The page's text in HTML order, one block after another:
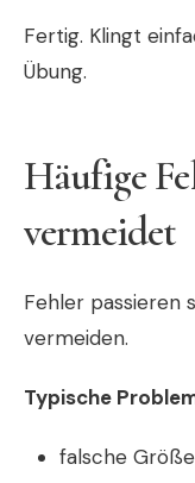
Fertig. Klingt
Übung.
Häufige
vermeidet
Fehler passieren
vermeiden.
Typische
falsche Größe